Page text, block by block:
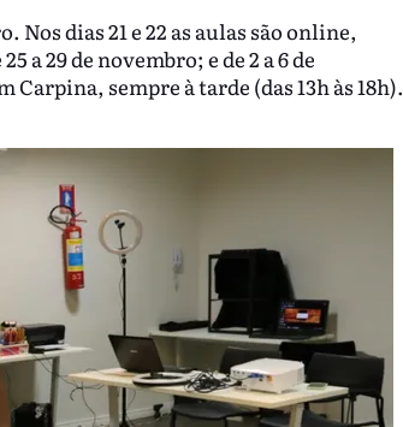
dias 21 e 22 as aulas são online,
a 29 de novembro; e de 2 a 6 de
sempre à tarde (das 13h às 18h).